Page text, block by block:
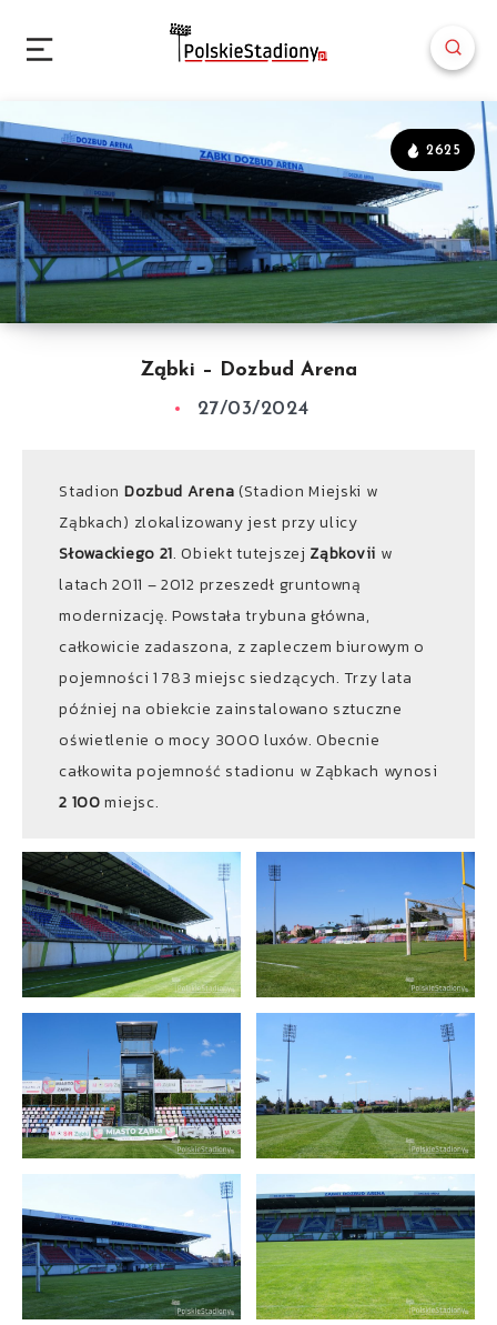
Ząbki – Dozbud Arena
2625
27/03/2024
Stadion Dozbud Arena(Stadion Miejski w
Ząbkach) zlokalizowany jest przy ulicy
Słowackiego 21. Obiekt tutejszej Ząbkovii w
latach 2011 – 2012 przeszedł gruntowną
modernizację. Powstała trybuna główna,
całkowicie zadaszona, z zapleczem biurowym o
pojemności 1 783 miejsc siedzących. Trzy lata
później na obiekcie zainstalowano sztuczne
oświetlenie o mocy 3000 luxów. Obecnie
całkowita pojemność stadionu w Ząbkach wynosi
2 100miejsc.